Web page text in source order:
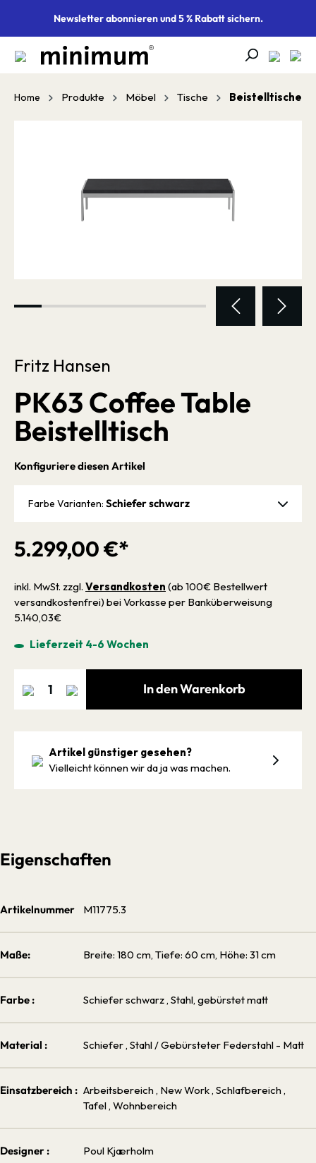
springenNewsletter abonnieren und 5 % Rabatt sichern.
Home Produkte Möbel Tische Beistelltische
Fritz Hansen
PK63 Coffee Table
Beistelltisch
5.299,00 €*
inkl. MwSt. zzgl. Versandkosten (ab 100€ Bestellwert
versandkostenfrei) bei Vorkasse per Banküberweisung
5.140,03€
Lieferzeit 4-6 Wochen
Konfiguriere diesen Artikel
Farbe Varianten: Schiefer schwarz
In den Warenkorb
Artikel günstiger gesehen?
Vielleicht können wir da ja was machen.
Eigenschaften
Artikelnummer M11775.3
Maße: Breite: 180 cm, Tiefe: 60 cm, Höhe: 31 cm
Farbe : Schiefer schwarz , Stahl, gebürstet matt
Material : Schiefer , Stahl / Gebürsteter Federstahl - Matt
Einsatzbereich : Arbeitsbereich , New Work , Schlafbereich ,
Tafel , Wohnbereich
Designer : Poul Kjærholm